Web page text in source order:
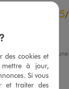
5/
et récompensé
06/08/2026
, suite à
parAline F.
Signaler
des cookies et
mettre à jour,
Si vous
et traiter des